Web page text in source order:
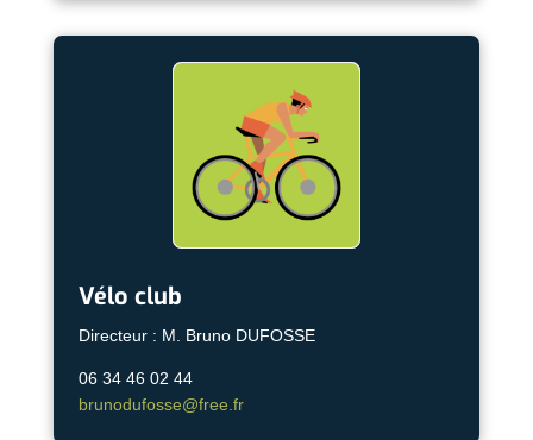
Vélo club
Directeur : M. Bruno DUFOSSE
06 34 46 02 44
brunodufosse@free.fr